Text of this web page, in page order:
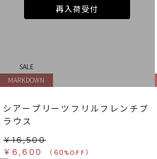
再入荷受付
SALE
MARKDOWN
シアープリーツフリルフレンチブ
ラウス
￥16,500
￥6,600
（60%OFF）